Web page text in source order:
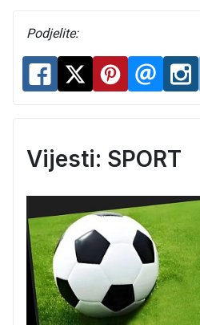
Podjelite:
Vijesti: SPORT